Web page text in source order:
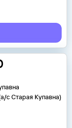
с Старая Купавна)